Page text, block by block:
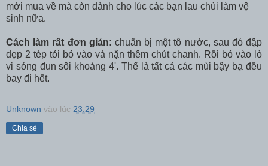
mới mua về mà còn dành cho lúc các bạn lau chùi làm vệ
sinh nữa.
Cách làm rất đơn giản: chuẩn bị một tô nước, sau đó đập
dẹp 2 tép tỏi bỏ vào và nặn thêm chút chanh. Rồi bỏ vào lò
vi sóng đun sôi khoảng 4'. Thế là tất cả các mùi bậy bạ đều
bay đi hết.
Unknown vào lúc 23:29
Chia sẻ